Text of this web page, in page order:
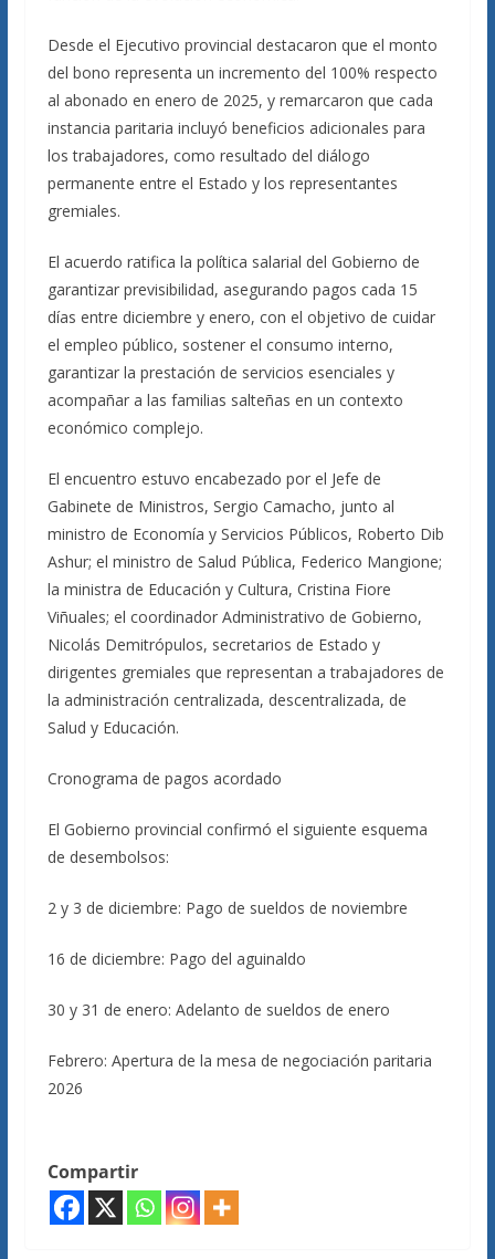
Desde el Ejecutivo provincial destacaron que el monto
del bono representa un incremento del 100% respecto
al abonado en enero de 2025, y remarcaron que cada
instancia paritaria incluyó beneficios adicionales para
los trabajadores, como resultado del diálogo
permanente entre el Estado y los representantes
gremiales.
El acuerdo ratifica la política salarial del Gobierno de
garantizar previsibilidad, asegurando pagos cada 15
días entre diciembre y enero, con el objetivo de cuidar
el empleo público, sostener el consumo interno,
garantizar la prestación de servicios esenciales y
acompañar a las familias salteñas en un contexto
económico complejo.
El encuentro estuvo encabezado por el Jefe de
Gabinete de Ministros, Sergio Camacho, junto al
ministro de Economía y Servicios Públicos, Roberto Dib
Ashur; el ministro de Salud Pública, Federico Mangione;
la ministra de Educación y Cultura, Cristina Fiore
Viñuales; el coordinador Administrativo de Gobierno,
Nicolás Demitrópulos, secretarios de Estado y
dirigentes gremiales que representan a trabajadores de
la administración centralizada, descentralizada, de
Salud y Educación.
Cronograma de pagos acordado
El Gobierno provincial confirmó el siguiente esquema
de desembolsos:
2 y 3 de diciembre: Pago de sueldos de noviembre
16 de diciembre: Pago del aguinaldo
30 y 31 de enero: Adelanto de sueldos de enero
Febrero: Apertura de la mesa de negociación paritaria
2026
Compartir